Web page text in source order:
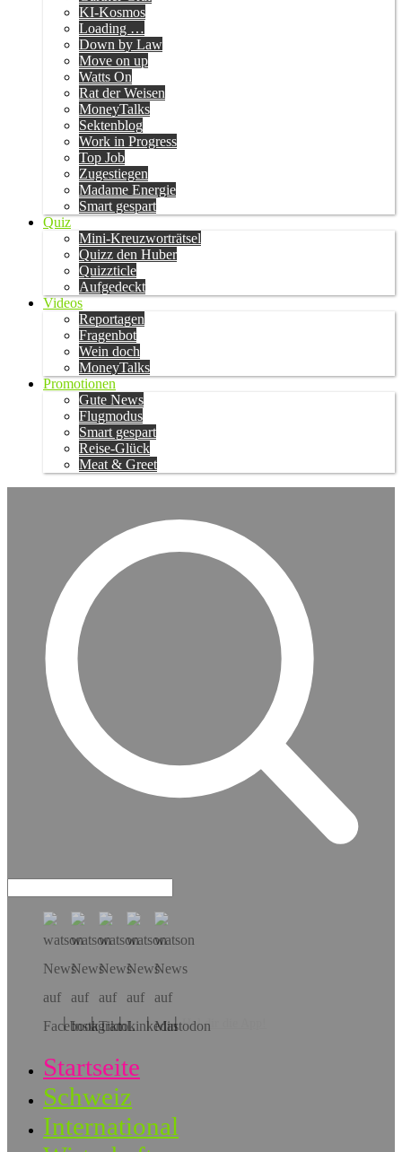
KI-Kosmos
Loading …
Down by Law
Move on up
Watts On
Rat der Weisen
MoneyTalks
Sektenblog
Work in Progress
Top Job
Zugestiegen
Madame Energie
Smart gespart
Quiz
Mini-Kreuzworträtsel
Quizz den Huber
Quizzticle
Aufgedeckt
Videos
Reportagen
Fragenbot
Wein doch
MoneyTalks
Promotionen
Gute News
Flugmodus
Smart gespart
Reise-Glück
Meat & Greet
Hol dir die App!
Startseite
Schweiz
International